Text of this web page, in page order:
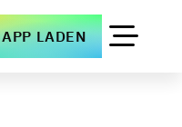
APP LADEN